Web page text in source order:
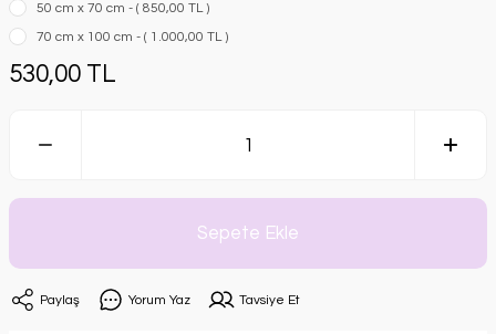
50 cm x 70 cm - ( 850,00 TL )
70 cm x 100 cm - ( 1.000,00 TL )
530,00 TL
Sepete Ekle
Paylaş Yorum Yaz Tavsiye Et